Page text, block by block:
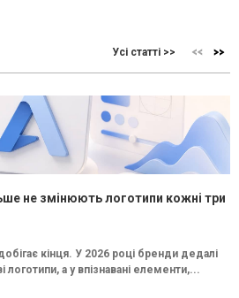
Усі статті >>
не змінюють логотипи кожні три
кінця. У 2026 році бренди дедалі
логотипи, а у впізнавані елементи,...